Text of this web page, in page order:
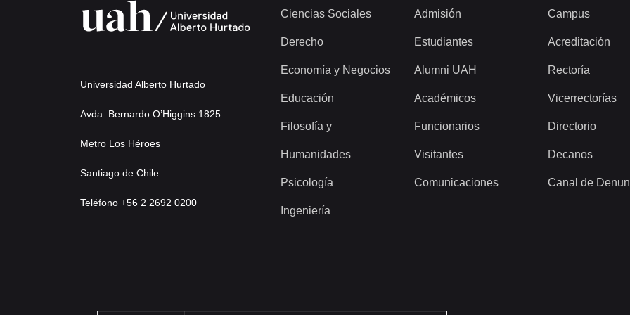
Universidad Alberto Hurtado
Avda. Bernardo O’Higgins 1825
Metro Los Héroes
Santiago de Chile
Teléfono +56 2 2692 0200
Ciencias Sociales
Derecho
Economía y Negocios
Educación
Filosofía y
Humanidades
Psicología
Ingeniería
Admisión
Estudiantes
Alumni UAH
Académicos
Funcionarios
Visitantes
Comunicaciones
Campus
Acreditación
Rectoría
Vicerrectorías
Directorio
Decanos
Canal de